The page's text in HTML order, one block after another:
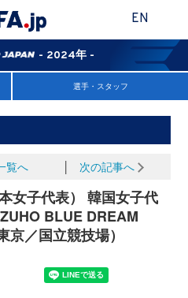
EN
- 2024年 -
選手・スタッフ
覧へ 次の記事へ
女子代表） 韓国女子代
BLUE DREAM
／国立競技場）